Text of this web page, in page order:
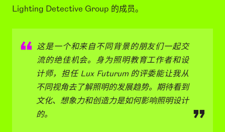
BioArchitek 公司的照明设计师，Acharawan Chutarat
Acharawan Chutarat 博士拥有宾夕法尼亚州立大学的建
筑学学士学位和照明科学硕士学位，以及麻省理工学院的
博士学位，专攻日光和视觉感知。她积极参与非营利组
织，服务于泰国照明工程协会 (TIEA)、Lux Pacifica、泰
国绿色建筑协会 (TGBI) 以及 ARCASIA 绿色与可持续建